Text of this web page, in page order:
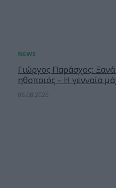
Γιώργος Παράσχος:
ηθοποιός – Η γενναία
06.08.2026